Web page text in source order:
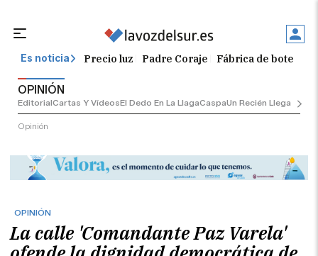
Es noticia Precio luz Padre Coraje Fábrica de botellas
OPINIÓN
EditorialCartas Y VídeosEl Dedo En La LlagaCaspaUn Recién Llegado
Opinión
OPINIÓN
La calle 'Comandante Paz Varela'